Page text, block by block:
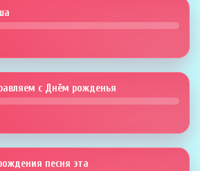
с Днём рожденья
песня эта